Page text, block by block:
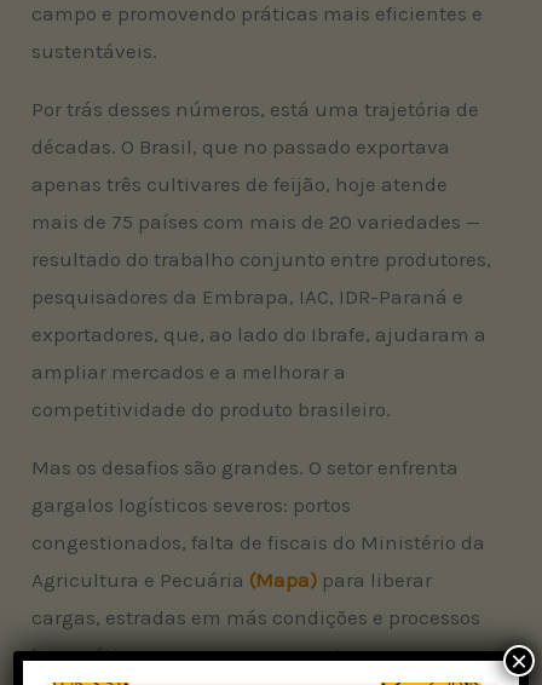
campo e promovendo práticas mais eficientes e
sustentáveis.
Por trás desses números, está uma trajetória de
décadas. O Brasil, que no passado exportava
apenas três cultivares de feijão, hoje atende
mais de 75 países com mais de 20 variedades —
resultado do trabalho conjunto entre produtores,
pesquisadores da Embrapa, IAC, IDR-Paraná e
exportadores, que, ao lado do Ibrafe, ajudaram a
ampliar mercados e a melhorar a
competitividade do produto brasileiro.
Mas os desafios são grandes. O setor enfrenta
gargalos logísticos severos: portos
congestionados, falta de fiscais do Ministério da
Agricultura e Pecuária (Mapa) para liberar
cargas, estradas em más condições e processos
burocráticos que encarecem e atrasam
×